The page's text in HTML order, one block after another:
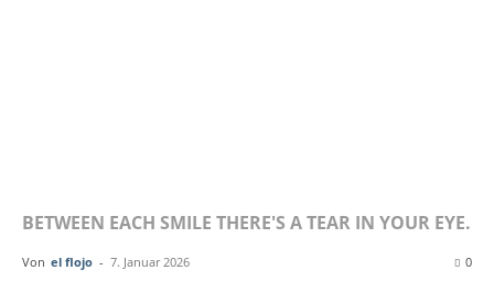
BETWEEN EACH SMILE THERE'S A TEAR IN YOUR EYE.
Von el flojo - 7. Januar 2026 0